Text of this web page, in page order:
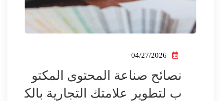
نصائح صناعة المحتوى المكتو
ب لتطوير علامتك التجارية بالك